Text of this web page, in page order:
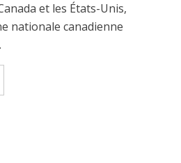
et les États-Unis,
nationale canadienne